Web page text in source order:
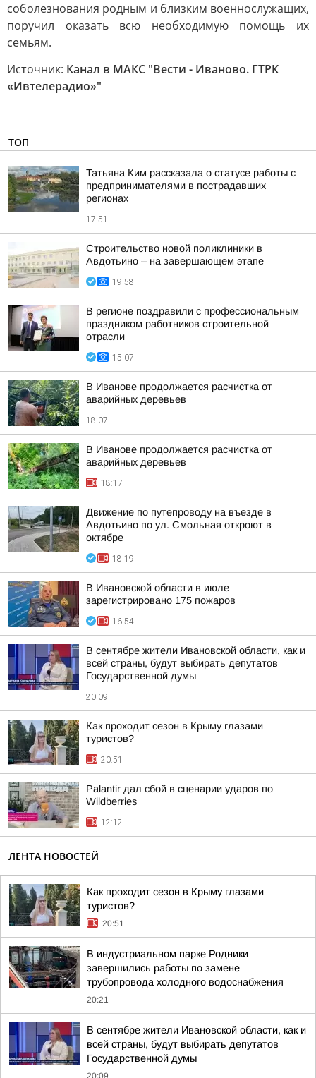
соболезнования родным и близким военнослужащих,
поручил оказать всю необходимую помощь их
семьям.
Источник: Канал в МАКС "Вести - Иваново. ГТРК
«Ивтелерадио»"
ТОП
Татьяна Ким рассказала о статусе работы с
предпринимателями в пострадавших
регионах
17:51
Строительство новой поликлиники в
Авдотьино – на завершающем этапе
19:58
В регионе поздравили с профессиональным
праздником работников строительной
отрасли
15:07
В Иванове продолжается расчистка от
аварийных деревьев
18:07
В Иванове продолжается расчистка от
аварийных деревьев
18:17
Движение по путепроводу на въезде в
Авдотьино по ул. Смольная откроют в
октябре
18:19
В Ивановской области в июле
зарегистрировано 175 пожаров
16:54
В сентябре жители Ивановской области, как и
всей страны, будут выбирать депутатов
Государственной думы
20:09
Как проходит сезон в Крыму глазами
туристов?
20:51
Palantir дал сбой в сценарии ударов по
Wildberries
12:12
ЛЕНТА НОВОСТЕЙ
Как проходит сезон в Крыму глазами
туристов?
20:51
В индустриальном парке Родники
завершились работы по замене
трубопровода холодного водоснабжения
20:21
В сентябре жители Ивановской области, как и
всей страны, будут выбирать депутатов
Государственной думы
20:09